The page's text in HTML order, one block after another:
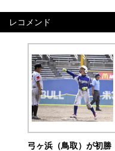
レコメンド
弓ヶ浜（鳥取）が初勝